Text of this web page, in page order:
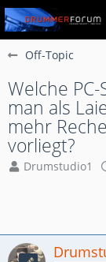
Off-Topic
Welche
man als
mehr
vorliegt?
Drumstudio1